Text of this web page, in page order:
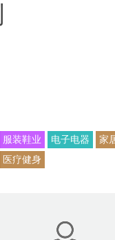
服装鞋业 电子电器
家
医疗健身